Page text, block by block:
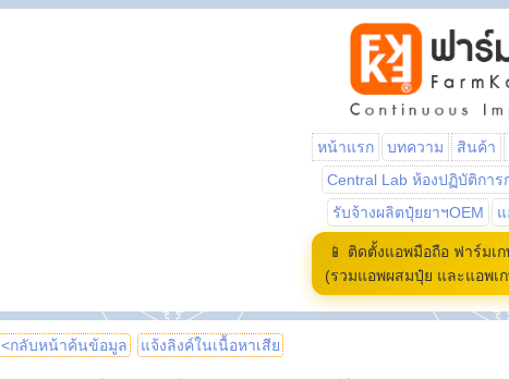
หน้าแรก บทความ สินค้า
Central Lab ห้องปฏิบัติการ
รับจ้างผลิตปุ๋ยยาฯOEM
📱 ติดตั้งแอพมือถือ ฟาร์มเ
(รวมแอพผสมปุ๋ย และแอพเ
<กลับหน้าค้นข้อมูล แจ้งลิงค์ในเนื้อหาเสีย